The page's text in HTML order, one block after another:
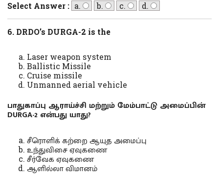
Select Answer : a. b. c. d.
6. DRDO’s DURGA-2 is the
Laser weapon system
Ballistic Missile
Cruise missile
Unmanned aerial vehicle
பாதுகாப்பு ஆராய்ச்சி மற்றும் மேம்பாட்டு அமைப்பின்
DURGA-2 என்பது யாது?
சீரொளிக் கற்றை ஆயுத அமைப்பு
உந்துவிசை ஏவுகணை
சீர்வேக ஏவுகணை
ஆளில்லா விமானம்